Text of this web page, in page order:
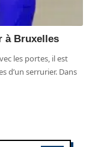
à Bruxelles
les portes, il est
d’un serrurier. Dans